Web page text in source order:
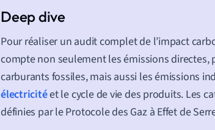
Pour réaliser un audit complet de l’impact
compte non seulement les émissions directes,
carburants fossiles, mais aussi les émissions
électricitéet le cycle de vie des produits. Les
définies par le Protocole des Gaz à Effet de